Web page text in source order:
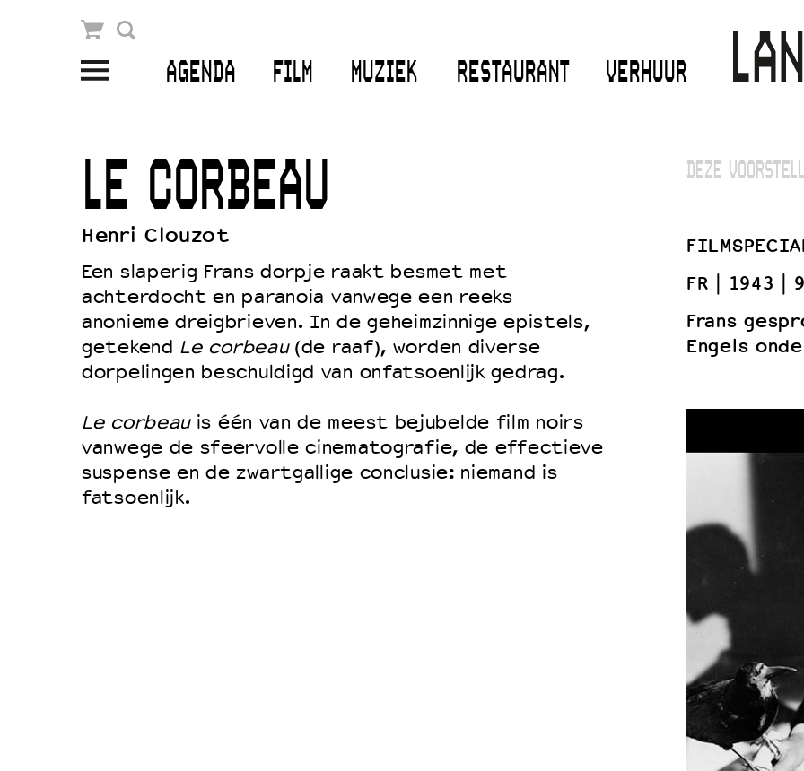
AGENDA FILM MUZIEK RESTAURANT VERHUUR
Winkelmandje
Openingstijden & contact
Bereikbaarheid
Kaartverkoop
EDUCATIE
Schoolvoorstellingen
Filmprogramma’s Primair Onderwijs
Speciale educatieprogramma’s
OVER LANTARENVENSTER
LE CORBEAU
Henri Clouzot
Een slaperig Frans dorpje raakt besmet met
achterdocht en paranoia vanwege een reeks
anonieme dreigbrieven. In de geheimzinnige epistels,
getekend Le corbeau(de raaf), worden diverse
dorpelingen beschuldigd van onfatsoenlijk gedrag.
Le corbeauis één van de meest bejubelde film noirs
vanwege de sfeervolle cinematografie, de effectieve
suspense en de zwartgallige conclusie: niemand is
fatsoenlijk.
DEZE
FR
1943
Frans
Engels